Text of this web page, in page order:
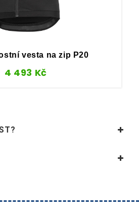
vesta na zip P20
4 493 Kč